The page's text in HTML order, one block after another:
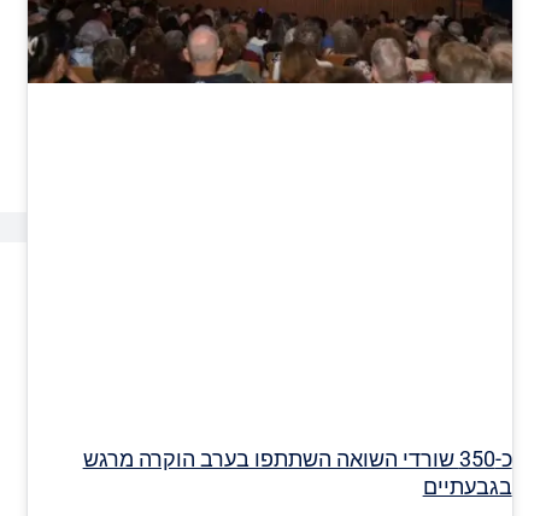
כ-350 שורדי השואה השתתפו בערב הוקרה מרגש
בגבעתיים